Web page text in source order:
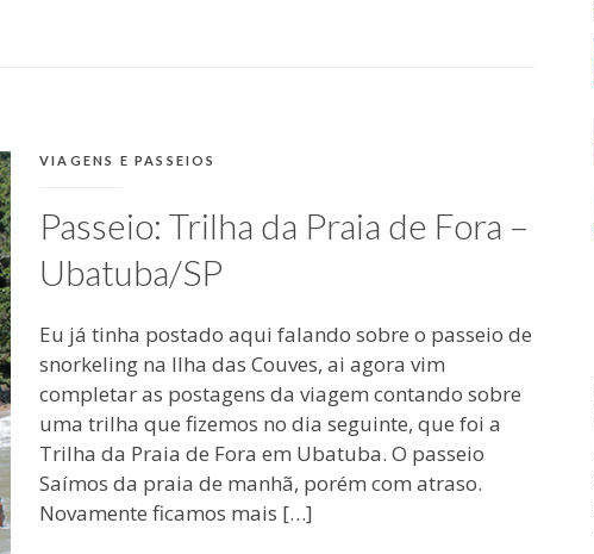
CATEGORIAS:
VIAGENS E PASSEIOS
Passeio: Trilha da Praia de Fora –
Ubatuba/SP
Eu já tinha postado aqui falando sobre o passeio de
snorkeling na Ilha das Couves, ai agora vim
completar as postagens da viagem contando sobre
uma trilha que fizemos no dia seguinte, que foi a
Trilha da Praia de Fora em Ubatuba. O passeio
Saímos da praia de manhã, porém com atraso.
Novamente ficamos mais […]